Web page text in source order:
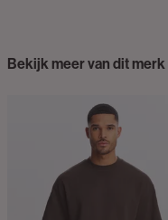
Bekijk meer van dit merk